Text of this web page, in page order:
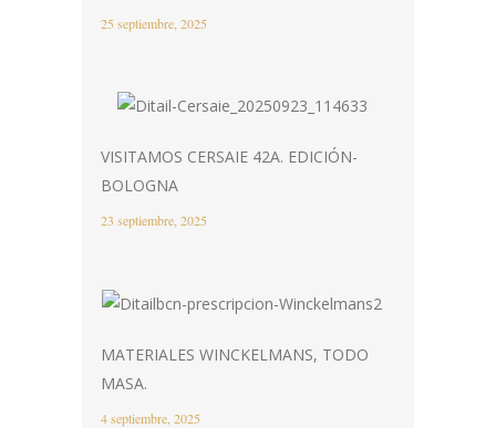
25 septiembre, 2025
VISITAMOS CERSAIE 42A. EDICIÓN-
BOLOGNA
23 septiembre, 2025
MATERIALES WINCKELMANS, TODO
MASA.
4 septiembre, 2025